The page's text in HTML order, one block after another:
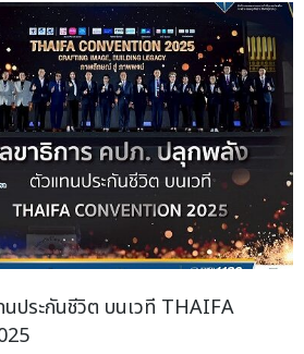
ประกันชีวิต บนเวที THAIFA